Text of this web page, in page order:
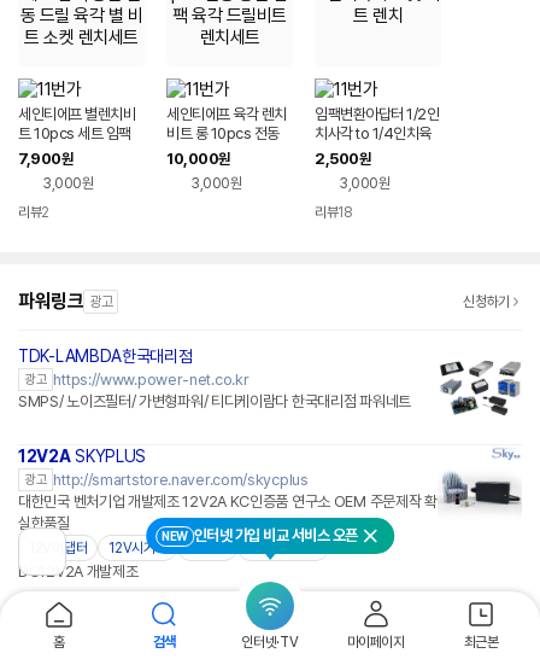
세인티에프 별렌치비
트 10pcs 세트 임팩
충전 전동 드릴 육각 별
비트 소켓 렌치세트
7,900원
3,000원
리뷰2
세인티에프 육각 렌치
비트 롱 10pcs 전동
충전 임팩 육각 드릴비
트 렌치세트
10,000원
3,000원
임팩변환아답터 1/2인
치사각 to 1/4인치육
각 소켓 비트 렌치
2,500원
3,000원
리뷰18
파워링크 광고 신청하기
TDK-LAMBDA한국대리점
광고 https://www.power-net.co.kr
SMPS/ 노이즈필터/ 가변형파워/ 티디케이람다 한국대리점 파워네트
12V2ASKYPLUS
광고 http://smartstore.naver.com/skycplus
대한민국 벤처기업 개발제조 12V2A KC인증품 연구소 OEM 주문제작 확
실한품질
12V어댑터 12V시거잭 1:1문의
DC12V2A 개발제조
파츠네비 전자부품쇼핑몰
광고 http://partsnavi.com
온도휴즈 전자부품 메탈스위치 파워코드 토글스위치 전원단자 휴즈 아답터 BNC
전
이
지
NEW 인터넷 가입 비교 서비스 오픈 닫기
홈 검색 인터넷·TV 마이페이지 최근본